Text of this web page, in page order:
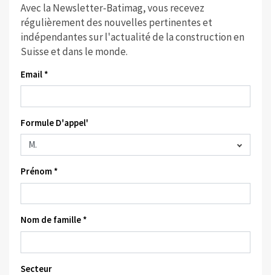
Avec la Newsletter-Batimag, vous recevez
régulièrement des nouvelles pertinentes et
indépendantes sur l'actualité de la construction en
Suisse et dans le monde.
Email *
Formule D'appel'
Prénom *
Nom de famille *
Secteur